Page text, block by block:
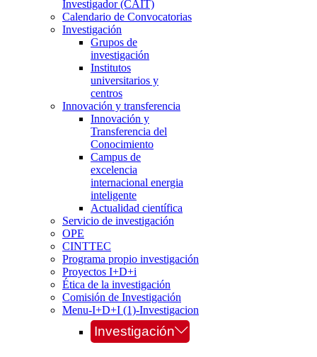
Investigador (CAIT)
Calendario de Convocatorias
Investigación
Grupos de
investigación
Institutos
universitarios y
centros
Innovación y transferencia
Innovación y
Transferencia del
Conocimiento
Campus de
excelencia
internacional energia
inteligente
Actualidad científica
Servicio de investigación
OPE
CINTTEC
Programa propio investigación
Proyectos I+D+i
Ética de la investigación
Comisión de Investigación
Menu-I+D+I (1)-Investigacion
Investigación